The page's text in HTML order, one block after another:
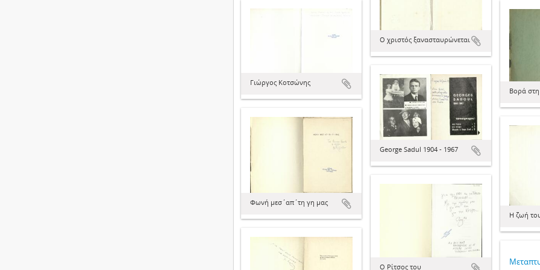
Ο χριστός ξανασταυρώνεται
Γιώργος Κοτσώνης
Βορά
George Sadul 1904 - 1967
Φωνή μεσ΄απ΄τη γη μας
Η ζωή
Ο Ρίτσος του